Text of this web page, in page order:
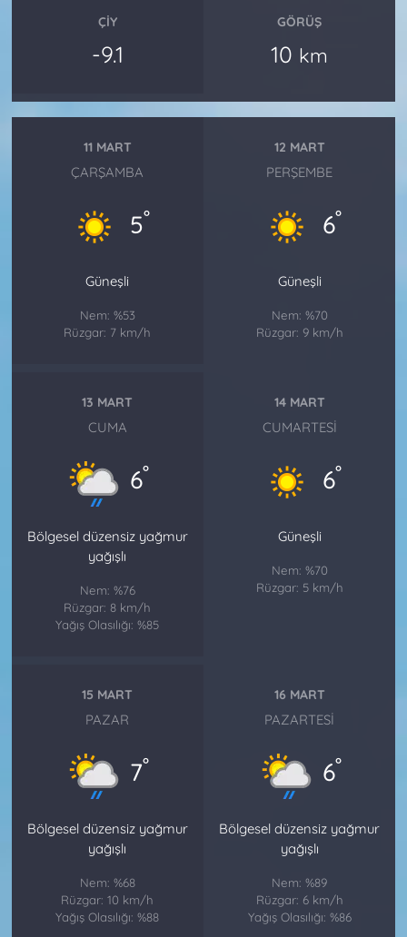
ÇIY
-9.1
GÖRÜŞ
10 km
11 MART
ÇARŞAMBA
5°
Güneşli
Nem: %53
Rüzgar: 7 km/h
12 MART
PERŞEMBE
6°
Güneşli
Nem: %70
Rüzgar: 9 km/h
13 MART
CUMA
6°
Bölgesel düzensiz yağmur
yağışlı
Nem: %76
Rüzgar: 8 km/h
Yağış Olasılığı: %85
14 MART
CUMARTESI
6°
Güneşli
Nem: %70
Rüzgar: 5 km/h
15 MART
PAZAR
7°
Bölgesel düzensiz yağmur
yağışlı
Nem: %68
Rüzgar: 10 km/h
Yağış Olasılığı: %88
16 MART
PAZARTESI
6°
Bölgesel düzensiz yağmur
yağışlı
Nem: %89
Rüzgar: 6 km/h
Yağış Olasılığı: %86